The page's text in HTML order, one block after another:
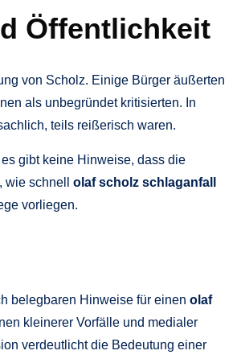
Öffentlichkeit
von Scholz. Einige Bürger äußerten
als unbegründet kritisierten. In
teils reißerisch waren.
gibt keine Hinweise, dass die
wie schnell olaf scholz schlaganfall
vorliegen.
belegbaren Hinweise für einen olaf
kleinerer Vorfälle und medialer
verdeutlicht die Bedeutung einer